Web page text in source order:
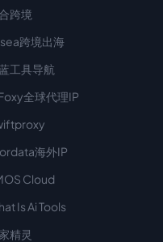
跨境
跨境出海
工具导航
全球代理IP
海外IP
Cloud
Is Ai Tools
精灵